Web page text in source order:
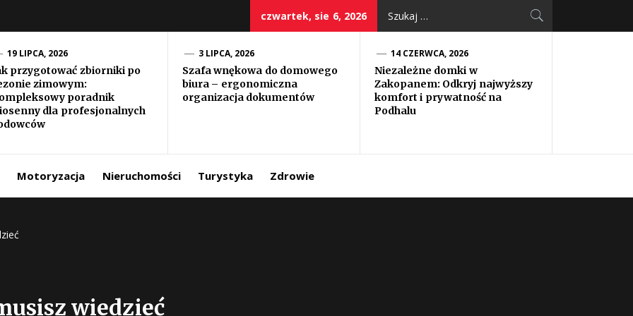
czwartek, sie 6, 2026
Szukaj:
19 LIPCA, 2026
przygotować zbiorniki po
zimowym:
poradnik
dla profesjonalnych
3 LIPCA, 2026
Szafa wnękowa do domowego
biura – ergonomiczna
organizacja dokumentów
14 CZERWCA, 2026
Niezależne domki w
Zakopanem: Odkryj najwyższy
komfort i prywatność na
Podhalu
Motoryzacja Nieruchomości Turystyka Zdrowie
wiedzieć